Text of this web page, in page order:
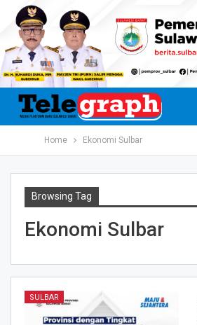
Home Ekonomi Sulbar
Browsing Tag
Ekonomi Sulbar
SULBAR